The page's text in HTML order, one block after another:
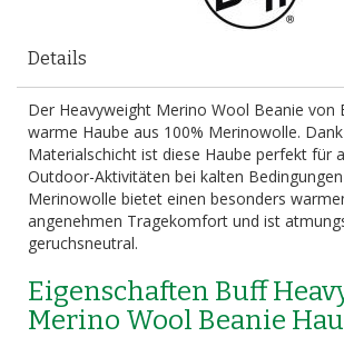
Details
Der Heavyweight Merino Wool Beanie von
warme Haube aus 100% Merinowolle.
Materialschicht ist diese Haube perfekt für
Outdoor-Aktivitäten bei kalten
Merinowolle bietet einen besonders
angenehmen Tragekomfort und ist
geruchsneutral.
Eigenschaften Buff
Merino Wool Beanie